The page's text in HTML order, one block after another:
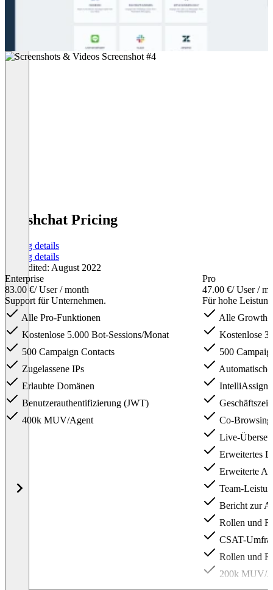
Freshchat Pricing
Pricing details
Pricing details
Last edited: August 2022
Enterprise
83.00 €/ User / month
Support für Unternehmen.
Alle Pro-Funktionen
Kostenlose 5.000 Bot-Sessions/Monat
500 Campaign Contacts
Zugelassene IPs
Erlaubte Domänen
Benutzerauthentifizierung (JWT)
400k MUV/Agent
Pro
47.00 €/ User /
Für hohe
Alle Growth-
Kostenlose
500
IntelliAssign
Co-Browsing
Live-
Erweitertes
Erweiterte
Team-
Bericht zur
Rollen und
CSAT-
Rollen und
200k MUV/